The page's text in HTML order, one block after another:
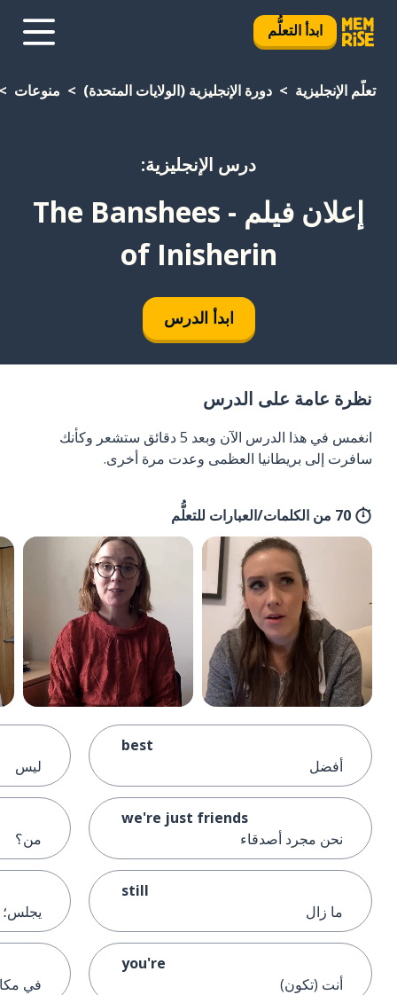
ابدأ التعلُّم
تعلَّم الإنجليزية دورة الإنجليزية (الولايات المتحدة) منوعات
درس الإنجليزية:
إعلان فيلم - The Banshees
of Inisherin
ابدأ الدرس
نظرة عامة على الدرس
انغمس في هذا الدرس الآن وبعد 5 دقائق ستشعر وكأنك
سافرت إلى بريطانيا العظمى وعدت مرة أخرى.
70 من الكلمات/العبارات للتعلُّم
best
أفضل
we're just friends
نحن مجرد أصدقاء
still
ما زال
you're
أنت (تكون)
ليس
من؟
في